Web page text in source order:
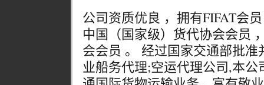
公司资质优良 ，拥有FIFAT会
中国（国家级）货代协会会员
会会员 。 经过国家交通部批
业船务代理;空运代理公司,本